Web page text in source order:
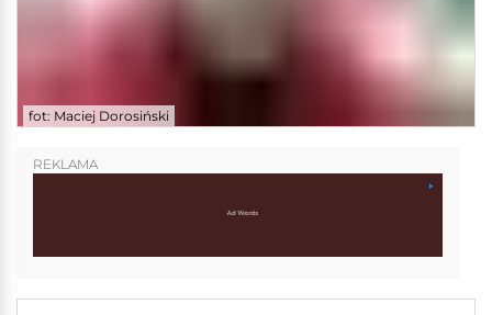
fot: Maciej Dorosiński
REKLAMA